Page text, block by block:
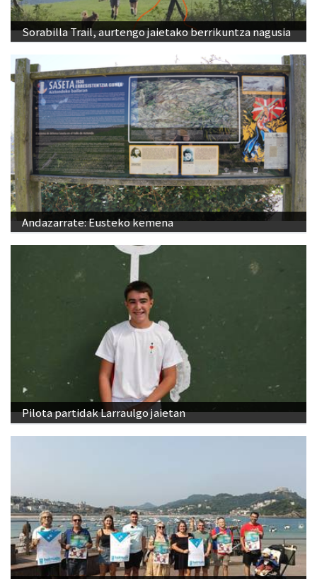
Sorabilla Trail, aurtengo jaietako berrikuntza nagusia
Andazarrate: Eusteko kemena
Pilota partidak Larraulgo jaietan